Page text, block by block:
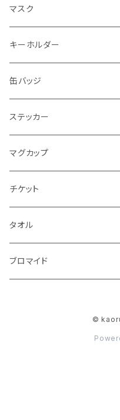
エコバッグ
トートバッグ
マスク
キーホルダー
缶バッジ
ステッカー
マグカップ
チケット
タオル
マフラータオル
ブロマイド
©